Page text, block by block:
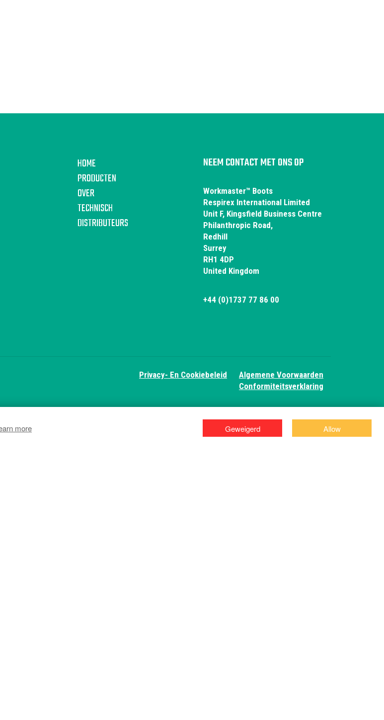
more Geweigerd Allow
HOME
PRODUCTEN
OVER
TECHNISCH
DISTRIBUTEURS
NEEM CONTACT MET ONS OP
Workmaster™ Boots
Respirex International Limited
Unit F, Kingsfield Business Centre
Philanthropic Road,
Redhill
Surrey
RH1 4DP
United Kingdom
+44 (0)1737 77 86 00
Privacy- En Cookiebeleid
Algemene Voorwaarden
Conformiteitsverklaring